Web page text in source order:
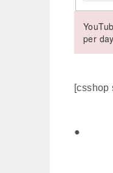
per
[csshop
●